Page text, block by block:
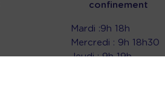
confinement
Mardi :9h 18h
Mercredi : 9h 18h30
Jeudi : 9h 19h